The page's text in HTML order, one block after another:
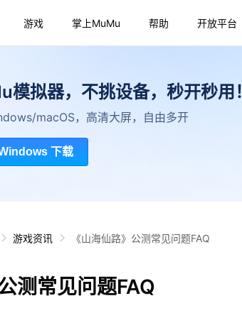
游戏 掌上MuMu 帮助 开放平台
模拟器，不挑设备，秒开秒用！
macOS，高清大屏，自由多开
下载
游戏资讯 《山海仙路》公测常见问题FAQ
测常见问题FAQ